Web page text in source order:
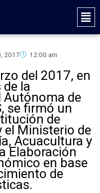
Main
2017 12:00 am
del 2017, en
de la
Autónoma de
se firmó un
de
el Ministerio de
Acuacultura y
Elaboración
en base
de